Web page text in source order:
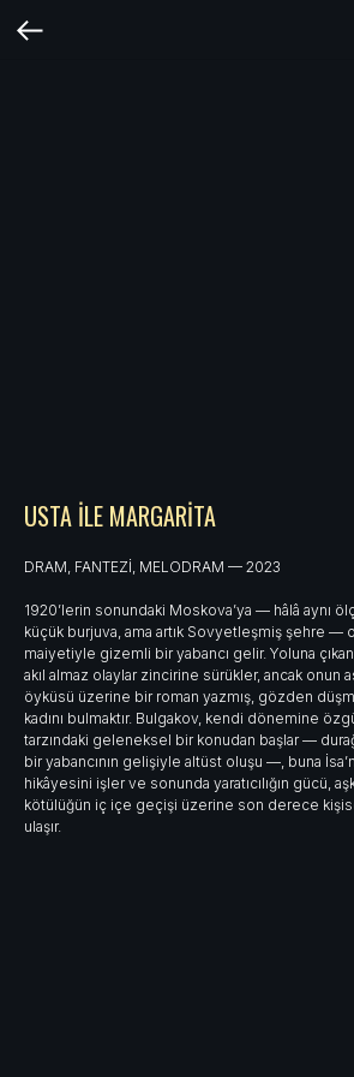
USTA İLE MARGARİTA
DRAM, FANTEZİ, MELODRAM — 2023
1920’lerin sonundaki Moskova’ya — hâlâ aynı
küçük burjuva, ama artık Sovyetleşmiş şehre —
maiyetiyle gizemli bir yabancı gelir. Yoluna
akıl almaz olaylar zincirine sürükler, ancak onun
öyküsü üzerine bir roman yazmış, gözden
kadını bulmaktır. Bulgakov, kendi dönemine
tarzındaki geleneksel bir konudan başlar —
bir yabancının gelişiyle altüst oluşu —, buna
hikâyesini işler ve sonunda yaratıcılığın gücü,
kötülüğün iç içe geçişi üzerine son derece
ulaşır.